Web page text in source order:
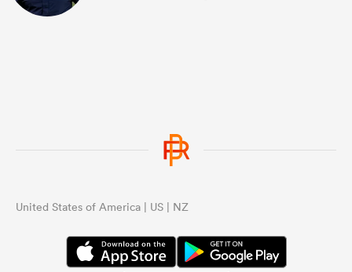
United States of America | US | NZ